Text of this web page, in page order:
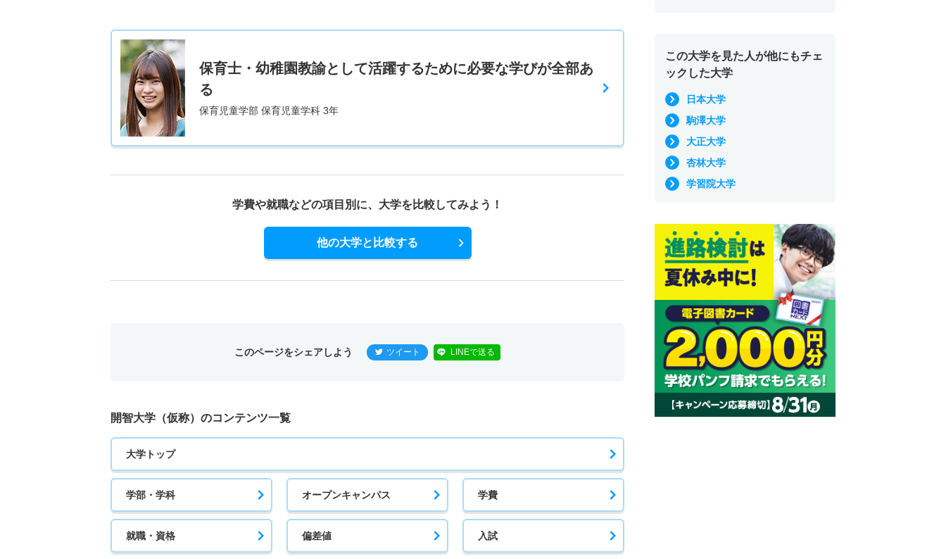
保育士・幼稚園教諭として活躍するために必要な学びが全部あ
る
保育児童学部 保育児童学科 3年
学費や就職などの項目別に、 大学を比較してみよう！
他の大学と比較する
このページをシェアしよう ツイート LINEで送る
開智大学（仮称）のコンテンツ一覧
大学トップ
学部・学科 オープンキャンパス 学費
就職・資格 偏差値 入試
この大学を見た人が他にもチェ
ックした大学
日本大学
駒澤大学
大正大学
杏林大学
学習院大学